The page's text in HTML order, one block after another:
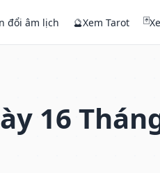
đổi âm lịch 🔮Xem Tarot 🃏
16